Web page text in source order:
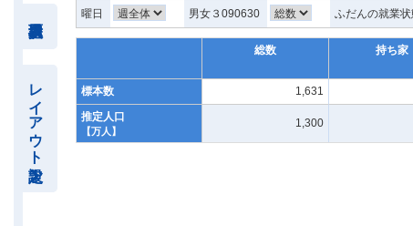
レイアウト設定
曜日 男女３090630 ふだんの就業
総数 持ち家
標本数
1,631
推定人口
【万人】
1,300